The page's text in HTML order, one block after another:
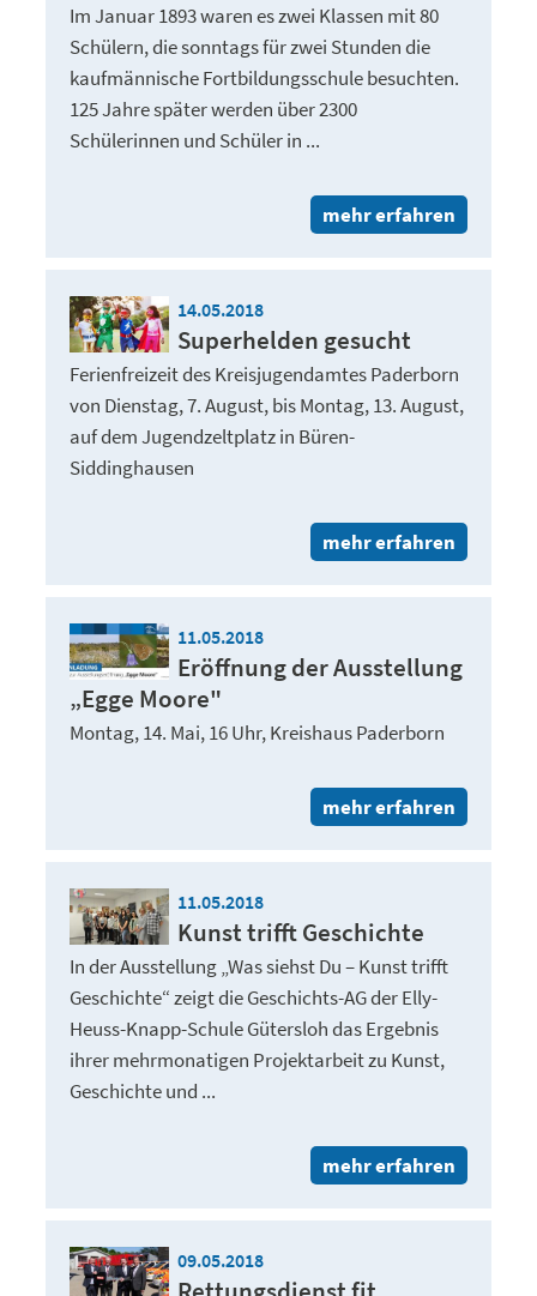
Im Januar 1893 waren es zwei Klassen mit 80
Schülern, die sonntags für zwei Stunden die
kaufmännische Fortbildungsschule besuchten.
125 Jahre später werden über 2300
Schülerinnen und Schüler in ...
mehr erfahren
14.05.2018
Superhelden gesucht
Ferienfreizeit des Kreisjugendamtes Paderborn
von Dienstag, 7. August, bis Montag, 13. August,
auf dem Jugendzeltplatz in Büren-
Siddinghausen
mehr erfahren
11.05.2018
Eröffnung der Ausstellung
„Egge Moore"
Montag, 14. Mai, 16 Uhr, Kreishaus Paderborn
mehr erfahren
11.05.2018
Kunst trifft Geschichte
In der Ausstellung „Was siehst Du – Kunst trifft
Geschichte“ zeigt die Geschichts-AG der Elly-
Heuss-Knapp-Schule Gütersloh das Ergebnis
ihrer mehrmonatigen Projektarbeit zu Kunst,
Geschichte und ...
mehr erfahren
09.05.2018